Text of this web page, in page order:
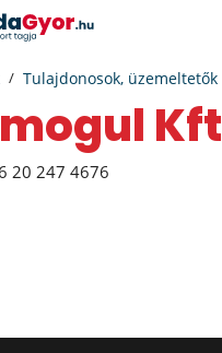
Tulajdonosok, üzemeltetők
Kft
20 247 4676